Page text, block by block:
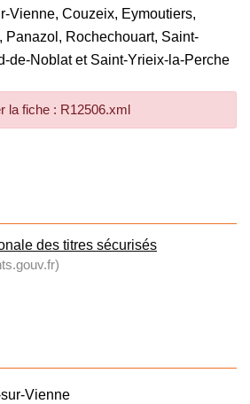
Vienne, Couzeix, Eymoutiers,
Panazol, Rochechouart, Saint-
de-Noblat et Saint-Yrieix-la-Perche
la fiche : R12506.xml
des titres sécurisés
Vienne